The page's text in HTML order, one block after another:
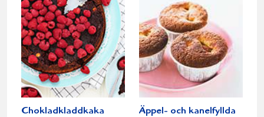
Chokladkladdkaka
Äppel- och kanelfyllda